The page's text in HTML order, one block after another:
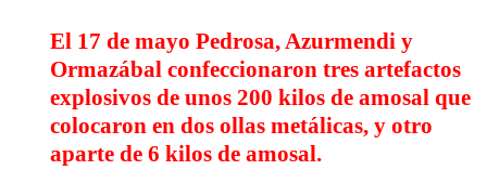
El 17 de mayo Pedrosa, Azurmendi y
Ormazábal confeccionaron tres artefactos
explosivos de unos 200 kilos de amosal que
colocaron en dos ollas metálicas, y otro
aparte de 6 kilos de amosal.